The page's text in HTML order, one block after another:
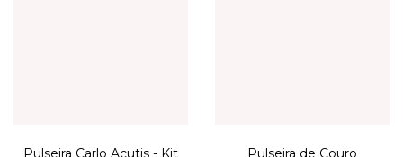
Pulseira Carlo Acutis - Kit
Pulseira de Couro